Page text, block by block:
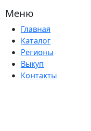
Меню
Главная
Каталог
Регионы
Выкуп
Контакты